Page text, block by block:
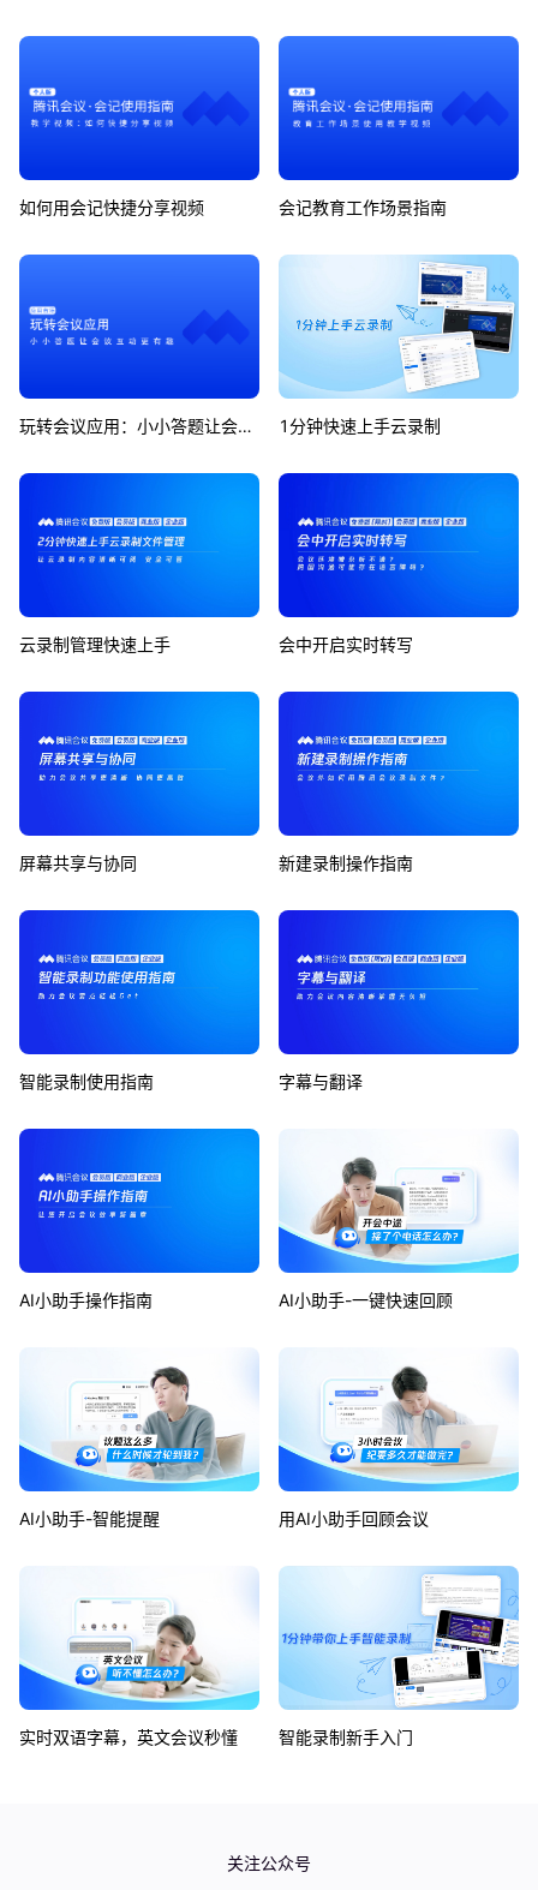
如何用会记快捷分享视频 会记教育工作场景指南
玩转会议应用：小小答题让会议互动更有趣 1分钟快速上手云录制
云录制管理快速上手 会中开启实时转写
屏幕共享与协同 新建录制操作指南
智能录制使用指南 字幕与翻译
AI小助手操作指南 AI小助手-一键快速回顾
AI小助手-智能提醒 用AI小助手回顾会议
实时双语字幕，英文会议秒懂 智能录制新手入门
关注公众号